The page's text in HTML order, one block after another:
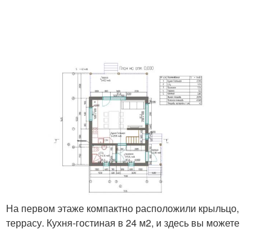
На первом этаже компактно расположили крыльцо,
террасу. Кухня-гостиная в 24 м2, и здесь вы можете